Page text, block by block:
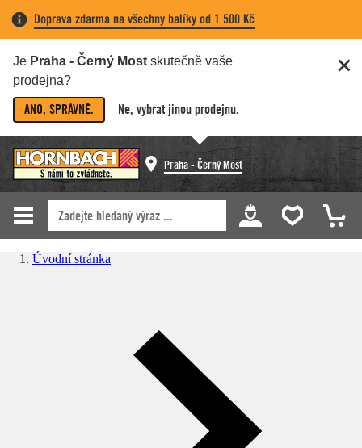
Doprava zdarma na všechny balíky od 1 500 Kč
Je Praha - Černý Most skutečně vaše
prodejna?
ANO, SPRÁVNĚ. Ne, vybrat jinou prodejnu.
Praha - Černý Most
Úvodní stránka